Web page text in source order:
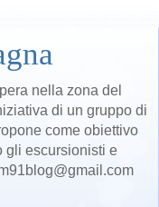
nella zona del
di un gruppo di
come obiettivo
gli escursionisti e